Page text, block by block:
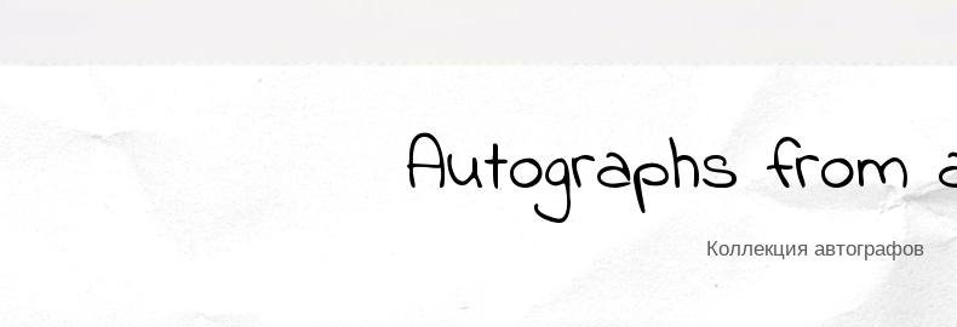
Autographs from
Коллекция автографов